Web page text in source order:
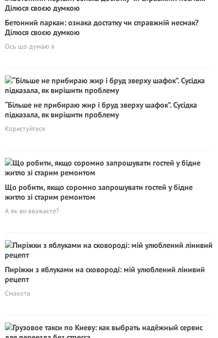
Бетонний паркан: ознака достатку чи справжній несмак?
Ділюся своєю думкою
Ось що думаю я
“Більше не прибираю жир і бруд зверху шафок”. Сусідка
підказала, як вирішити проблему
Користуйтеся
Що робити, якщо соромно запрошувати гостей у бідне
житло зі старим ремонтом
А як ви вважаєте?
Пиріжки з яблуками на сковороді: мій улюблений лінивий
рецепт
Смакота